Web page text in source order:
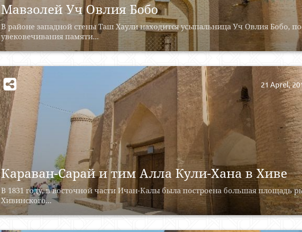
Мавзолей Уч Овлия Бобо
В районе западной стены Таш Хаули находится усыпальница Уч Овлия Бобо,
увековечивания памяти...
Караван-Сарай и тим Алла Кули-Хана в Хиве
В 1831 году, в восточной части Ичан-Калы была построена большая площадь
Хивинского...
21 Aprel,